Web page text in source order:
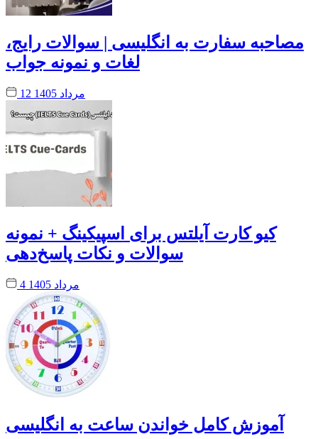
مصاحبه سفارت به انگلیسی | سوالات رایج،
لغات و نمونه جواب
12 مرداد 1405
کیو کارت آیلتس برای اسپیکینگ + نمونه
سوالات و نکات پاسخ‌دهی
4 مرداد 1405
آموزش کامل خواندن ساعت به انگلیسی